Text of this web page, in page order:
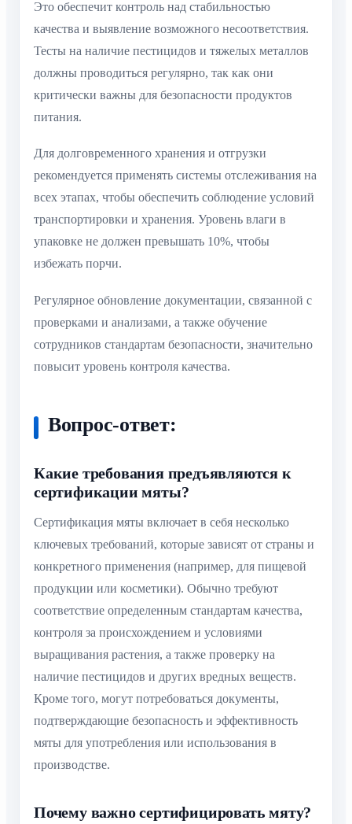
Это обеспечит контроль над стабильностью
качества и выявление возможного несоответствия.
Тесты на наличие пестицидов и тяжелых металлов
должны проводиться регулярно, так как они
критически важны для безопасности продуктов
питания.
Для долговременного хранения и отгрузки
рекомендуется применять системы отслеживания на
всех этапах, чтобы обеспечить соблюдение условий
транспортировки и хранения. Уровень влаги в
упаковке не должен превышать 10%, чтобы
избежать порчи.
Регулярное обновление документации, связанной с
проверками и анализами, а также обучение
сотрудников стандартам безопасности, значительно
повысит уровень контроля качества.
Вопрос-ответ:
Какие требования предъявляются к
сертификации мяты?
Сертификация мяты включает в себя несколько
ключевых требований, которые зависят от страны и
конкретного применения (например, для пищевой
продукции или косметики). Обычно требуют
соответствие определенным стандартам качества,
контроля за происхождением и условиями
выращивания растения, а также проверку на
наличие пестицидов и других вредных веществ.
Кроме того, могут потребоваться документы,
подтверждающие безопасность и эффективность
мяты для употребления или использования в
производстве.
Почему важно сертифицировать мяту?